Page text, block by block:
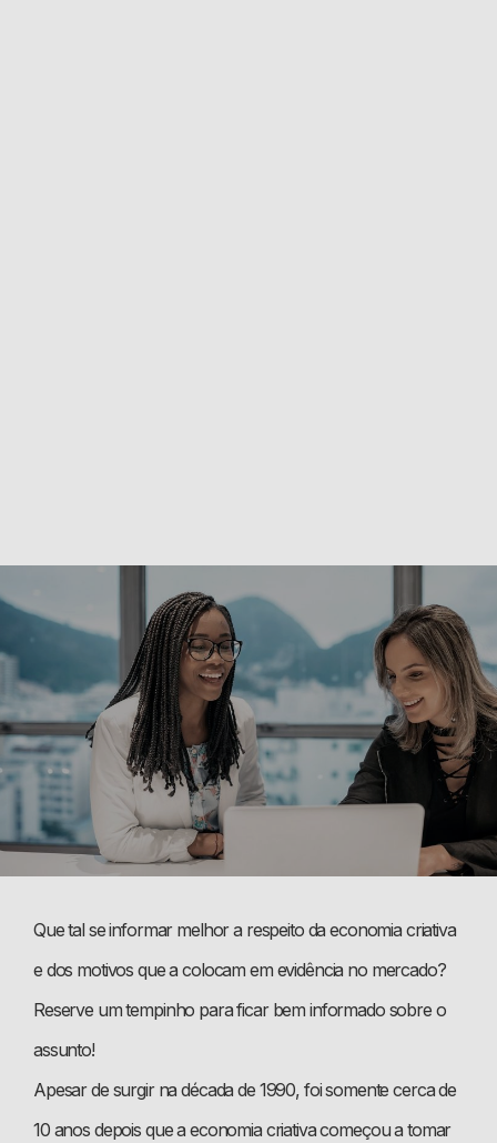
Que tal se informar melhor a respeito da economia criativa
e dos motivos que a colocam em evidência no mercado?
Reserve um tempinho para ficar bem informado sobre o
assunto!
Apesar de surgir na década de 1990, foi somente cerca de
10 anos depois que a economia criativa começou a tomar